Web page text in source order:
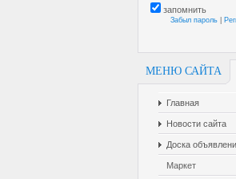
запомнить
Забыл пароль
МЕНЮ САЙТА
Главная
Новости сайта
Доска
Маркет